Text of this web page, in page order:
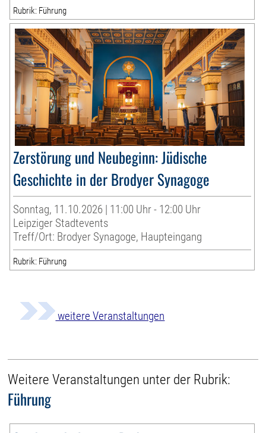
Rubrik: Führung
Zerstörung und Neubeginn: Jüdische
Geschichte in der Brodyer Synagoge
Sonntag, 11.10.2026 | 11:00 Uhr - 12:00 Uhr
Leipziger Stadtevents
Treff/Ort: Brodyer Synagoge, Haupteingang
Rubrik: Führung
weitere Veranstaltungen
Weitere Veranstaltungen unter der Rubrik:
Führung